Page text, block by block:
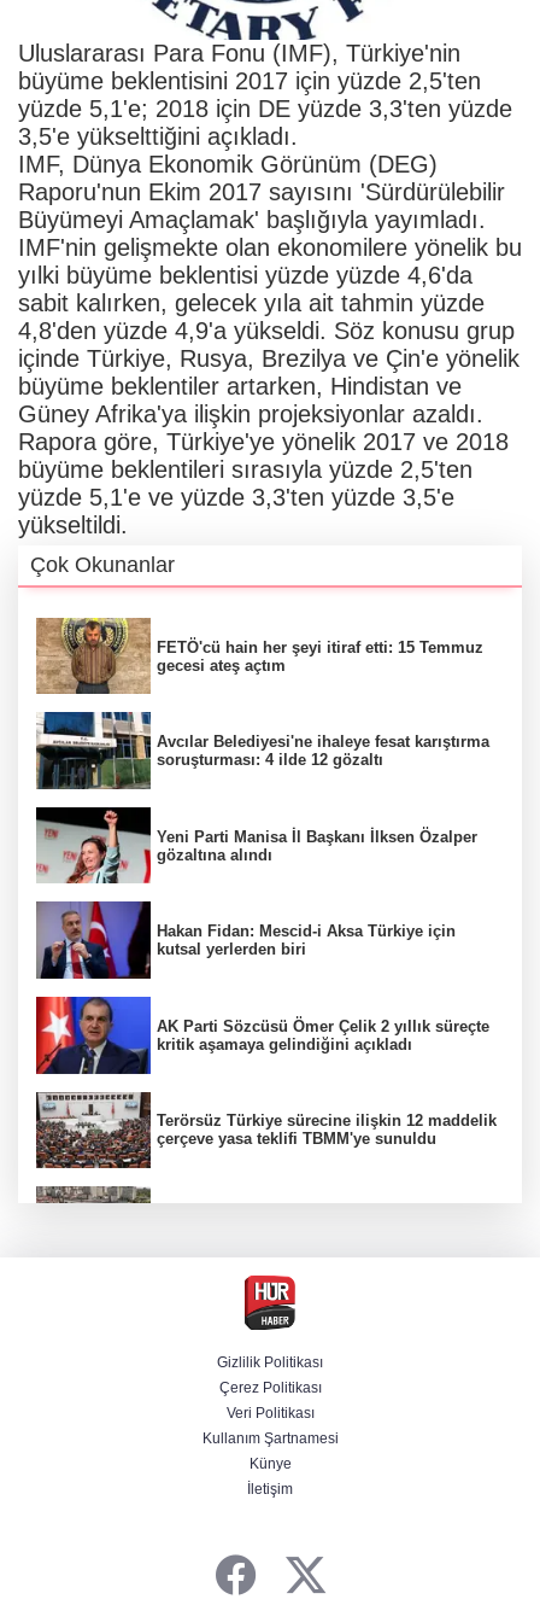
Uluslararası Para Fonu (IMF), Türkiye'nin
büyüme beklentisini 2017 için yüzde 2,5'ten
yüzde 5,1'e; 2018 için DE yüzde 3,3'ten yüzde
3,5'e yükselttiğini açıkladı.
IMF, Dünya Ekonomik Görünüm (DEG)
Raporu'nun Ekim 2017 sayısını 'Sürdürülebilir
Büyümeyi Amaçlamak' başlığıyla yayımladı.
IMF'nin gelişmekte olan ekonomilere yönelik bu
yılki büyüme beklentisi yüzde yüzde 4,6'da
sabit kalırken, gelecek yıla ait tahmin yüzde
4,8'den yüzde 4,9'a yükseldi. Söz konusu grup
içinde Türkiye, Rusya, Brezilya ve Çin'e yönelik
büyüme beklentiler artarken, Hindistan ve
Güney Afrika'ya ilişkin projeksiyonlar azaldı.
Rapora göre, Türkiye'ye yönelik 2017 ve 2018
büyüme beklentileri sırasıyla yüzde 2,5'ten
yüzde 5,1'e ve yüzde 3,3'ten yüzde 3,5'e
yükseltildi.
Çok Okunanlar
FETÖ'cü hain her şeyi itiraf etti: 15 Temmuz
gecesi ateş açtım
Avcılar Belediyesi'ne ihaleye fesat karıştırma
soruşturması: 4 ilde 12 gözaltı
Yeni Parti Manisa İl Başkanı İlksen Özalper
gözaltına alındı
Hakan Fidan: Mescid-i Aksa Türkiye için
kutsal yerlerden biri
AK Parti Sözcüsü Ömer Çelik 2 yıllık süreçte
kritik aşamaya gelindiğini açıkladı
Terörsüz Türkiye sürecine ilişkin 12 maddelik
çerçeve yasa teklifi TBMM'ye sunuldu
CHP'li belediye başkanın yazışmaları rüşvet
ağını ortaya koydu
Serdal Adalı'dan Salah açıklaması!
''Transferini biz istemedik''
"Muhalif maskesi" altındaki 11 sosyal medya
Gizlilik Politikası
Çerez Politikası
Veri Politikası
Kullanım Şartnamesi
Künye
İletişim